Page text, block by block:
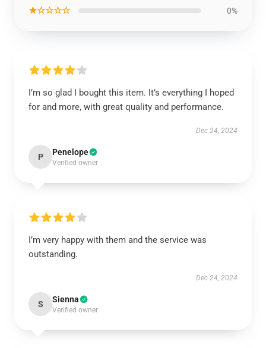
★☆☆☆☆ 0%
I’m so glad I bought this item. It’s everything I hoped
for and more, with great quality and performance.
Dec 24, 2024
P Penelope
Verified owner
I’m very happy with them and the service was
outstanding.
Dec 24, 2024
S Sienna
Verified owner